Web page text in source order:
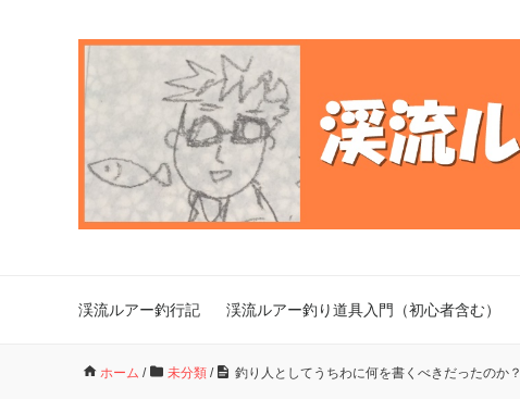
渓流ルアー釣行記 渓流ルアー釣り道具入門（初心者含む）
ホーム / 未分類 / 釣り人としてうちわに何を書くべきだったのか？